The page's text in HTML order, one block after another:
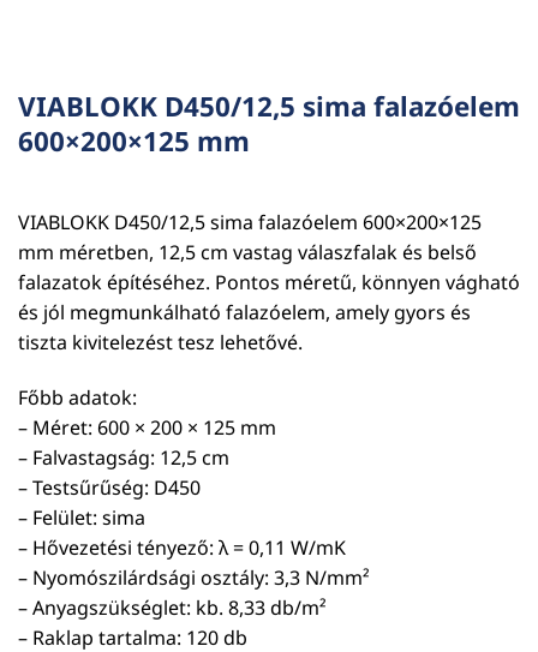
VIABLOKK D450/12,5 sima falazóelem
600×200×125 mm
VIABLOKK D450/12,5 sima falazóelem 600×200×125
mm méretben, 12,5 cm vastag válaszfalak és belső
falazatok építéséhez. Pontos méretű, könnyen vágható
és jól megmunkálható falazóelem, amely gyors és
tiszta kivitelezést tesz lehetővé.
Főbb adatok:
– Méret: 600 × 200 × 125 mm
– Falvastagság: 12,5 cm
– Testsűrűség: D450
– Felület: sima
– Hővezetési tényező: λ = 0,11 W/mK
– Nyomószilárdsági osztály: 3,3 N/mm²
– Anyagszükséglet: kb. 8,33 db/m²
– Raklap tartalma: 120 db